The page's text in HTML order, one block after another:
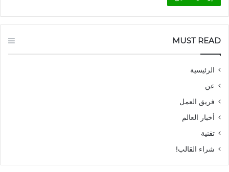
MUST READ
الرئيسية
عن
فريق العمل
أخبار العالم
تقنية
شراء القالب!